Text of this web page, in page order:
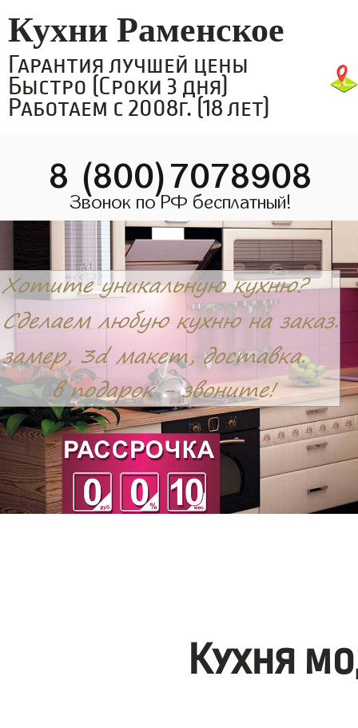
Кухни Раменское
Гарантия лучшей цены
Быстро (Сроки 3 дня)
Работаем с 2008г. (18 лет)
8 (800)7078908
Звонок по РФ бесплатный!
Кухня